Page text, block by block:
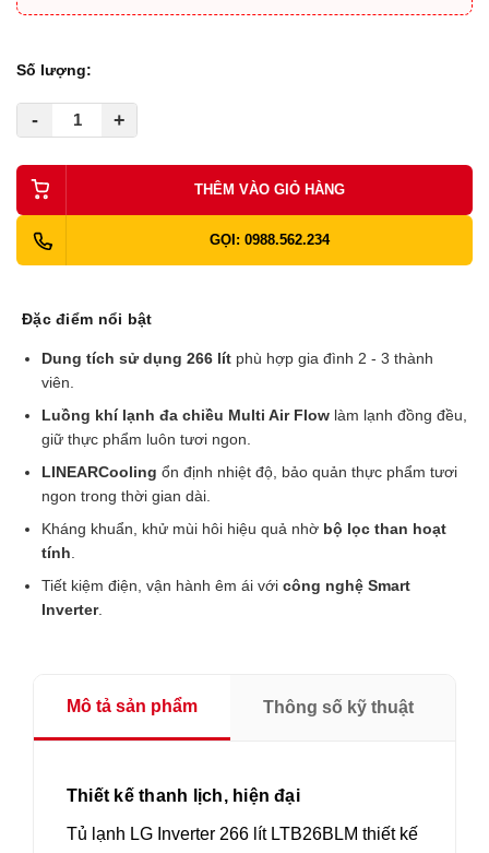
Số lượng:
- +
THÊM VÀO GIỎ HÀNG
GỌI: 0988.562.234
Đặc điểm nổi bật
Dung tích sử dụng 266 lít phù hợp gia đình 2 - 3 thành
viên.
Luồng khí lạnh đa chiều Multi Air Flow làm lạnh đồng đều,
giữ thực phẩm luôn tươi ngon.
LINEARCooling ổn định nhiệt độ, bảo quản thực phẩm tươi
ngon trong thời gian dài.
Kháng khuẩn, khử mùi hôi hiệu quả nhờ bộ lọc than hoạt
tính
Tiết kiệm điện, vận hành êm ái với công nghệ Smart
Inverter.
Mô tả sản phẩm Thông số kỹ thuật
Thiết kế thanh lịch, hiện đại
Tủ lạnh LG Inverter 266 lít LTB26BLM thiết kế